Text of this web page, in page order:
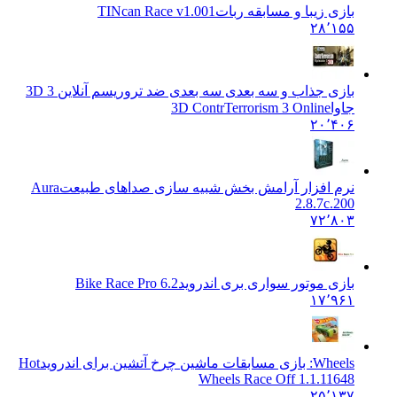
بازی زیبا و مسابقه رباتTINcan Race v1.001
۲۸٬۱۵۵
بازی جذاب و سه بعدی سه بعدی ضد تروریسم آنلاین 3D 3
3D ContrTerrorism 3 Online
۲۰٬۴۰۶
نرم افزار آرامش بخش شبیه سازی صداهای طبیعتAura
2.8.7c.200
۷۲٬۸۰۳
بازی موتور سواری بری اندروید 6.2 Bike Race Pro
۱۷٬۹۶۱
Wheels: بازی مسابقات ماشین چرخ آتشین برای اندروید
Hot
Wheels Race Off 1.1.11648